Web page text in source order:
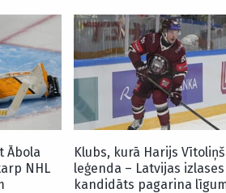
Ābola
NHL
Klubs, kurā Harijs
leģenda – Latvijas izlases
kandidāts pagarina